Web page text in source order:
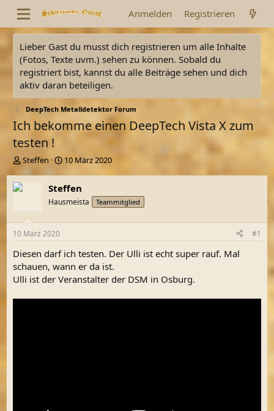
Anmelden Registrieren
Lieber Gast du musst dich registrieren um alle Inhalte
(Fotos, Texte uvm.) sehen zu können. Sobald du
registriert bist, kannst du alle Beiträge sehen und dich
aktiv daran beteiligen.
DeepTech Metalldetektor Forum
Ich bekomme einen DeepTech Vista X zum
testen !
E
t
l
e
Steffen
E
t
e
l
m
10 März 2020
Steffen
Hausmeista Teammitglied
10 März 2020 #1
Diesen darf ich testen. Der Ulli ist echt super rauf. Mal
schauen, wann er da ist.
Ulli ist der Veranstalter der DSM in Osburg.